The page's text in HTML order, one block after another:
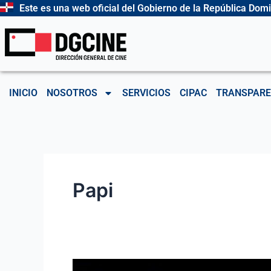
Ir
contenido
Este es una web oficial del Gobierno de la República
INICIO NOSOTROS SERVICIOS CIPAC
Papi